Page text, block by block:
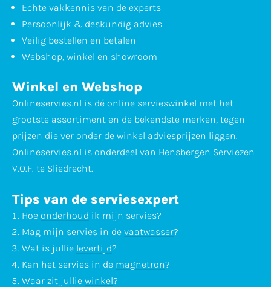
Echte vakkennis van de experts
Persoonlijk & deskundig advies
Veilig bestellen en betalen
Webshop, winkel en showroom
Winkel en Webshop
Onlineservies.nl is dé online servieswinkel met het
grootste assortiment en de bekendste merken, tegen
prijzen die ver onder de winkel adviesprijzen liggen.
Onlineservies.nl is onderdeel van Hensbergen Serviezen
V.O.F. te Sliedrecht.
Tips van de serviesexpert
Hoe onderhoud ik mijn servies?
Mag mijn servies in de vaatwasser?
Wat is jullie levertijd?
Kan het servies in de magnetron?
Waar zit jullie winkel?